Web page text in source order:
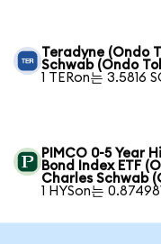
Teradyne (Ondo
Schwab (Ondo
1 TERon는 3.5816
PIMCO 0-5 Year
Bond Index ETF
Charles Schwab
1 HYSon는